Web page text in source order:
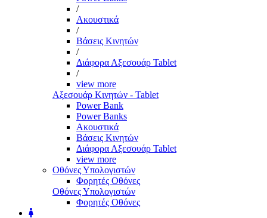
/
Ακουστικά
/
Βάσεις Κινητών
/
Διάφορα Αξεσουάρ Tablet
/
view more
Αξεσουάρ Κινητών - Tablet
Power Bank
Power Banks
Ακουστικά
Βάσεις Κινητών
Διάφορα Αξεσουάρ Tablet
view more
Οθόνες Υπολογιστών
Φορητές Οθόνες
Οθόνες Υπολογιστών
Φορητές Οθόνες